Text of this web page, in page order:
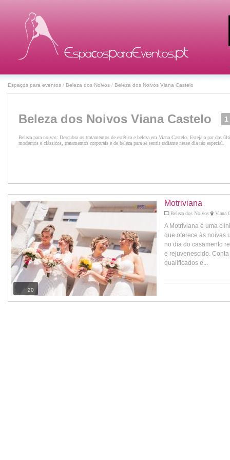
Espaços para eventos / Beleza dos Noivos / Beleza dos Noivos Viana Castelo
Beleza dos Noivos Viana Castelo
Beleza para noivas: Descubra os tratamentos de estética e beleza em Viana Castelo. Esteja a par das
modernos e clássicos, tratamentos corporais e de beleza para se sentir radiante nesse dia tão especial.
Motriviana
Beleza dos Noivos Viana
A Motriviana é uma
que oferece às noivas
no dia do casamento
e rejuvenescido.
qualificados e...
20